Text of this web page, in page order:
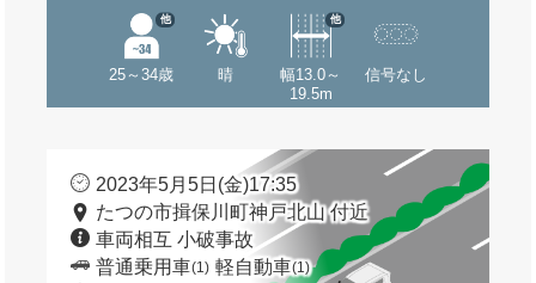
25～34歳
他
晴
幅13.0～
19.5m
他
信号なし
2023年5月5日(金)17:35
たつの市揖保川町神戸北山 付近
車両相互 小破事故
普通乗用車(1) 軽自動車(1)